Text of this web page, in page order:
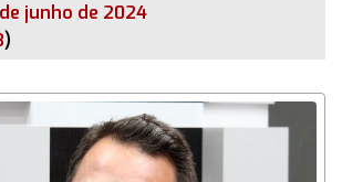
junho de 2024
)